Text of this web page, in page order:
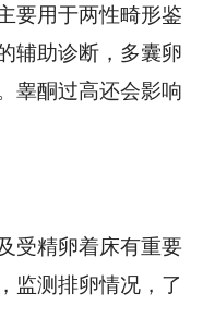
要用于两性畸形鉴
辅助诊断，多囊卵
睾酮过高还会影响
受精卵着床有重要
监测排卵情况，了